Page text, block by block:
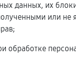
данных, их
или не
обработке